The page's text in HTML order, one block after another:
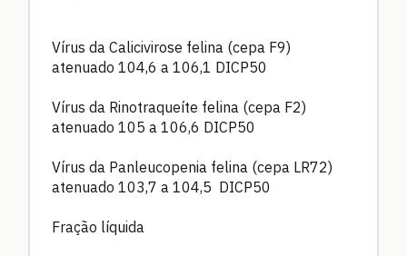
Vírus da Calicivirose felina (cepa F9)
atenuado 104,6 a 106,1 DICP50
Vírus da Rinotraqueíte felina (cepa F2)
atenuado 105 a 106,6 DICP50
Vírus da Panleucopenia felina (cepa LR72)
atenuado 103,7 a 104,5 DICP50
Fração líquida